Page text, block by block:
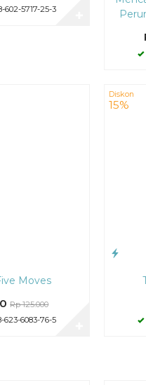
602-5717-25-3
Moves
Rp 125.000
623-6083-76-5
Diskon
15%